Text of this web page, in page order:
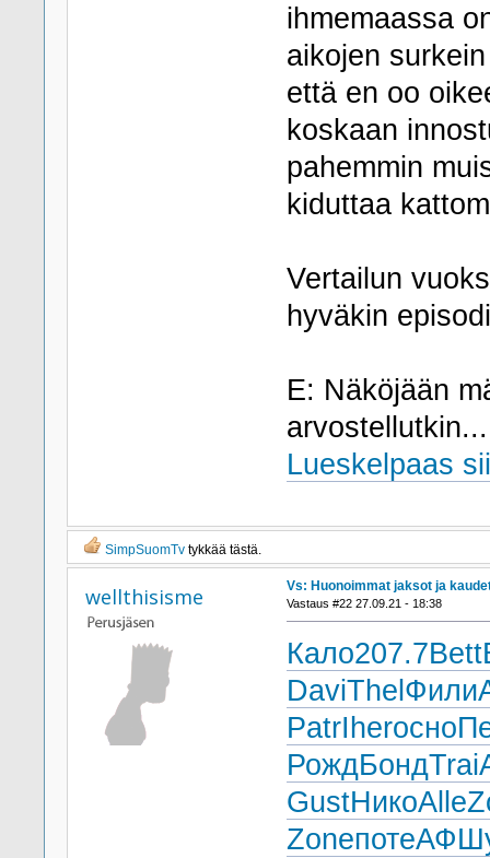
ihmemaassa
aikojen
että en oo
koskaan
pahemmin
kiduttaa
Vertailun
hyväkin
E: Näköjään
Lueskelpaas
SimpSuomTvtykkää tästä.
wellthisisme Vs: Huonoimmat jaksot ja
Vastaus #22 27.09.21 - 18:38
Кало207.7Bett
DaviThel Фили
PatrIherосно
РождБондTrai
GustНикоAlle
Zoneпоте